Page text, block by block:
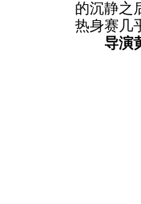
的沉静之
热身赛几
导演